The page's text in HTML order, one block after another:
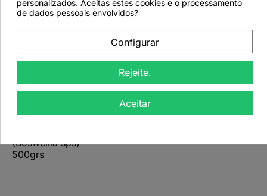
favorite_border
(Boswellia sps) -
500grs
personalizados. Aceitas estes cookies e o processamento
de dados pessoais envolvidos?
Configurar
Rejeite.
Aceitar